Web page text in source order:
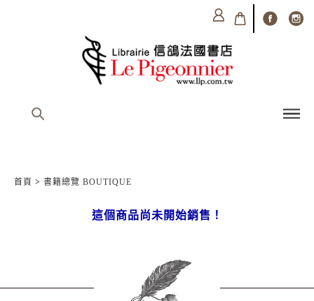
首頁 > 書籍總覽 BOUTIQUE
這個商品尚未開始銷售！